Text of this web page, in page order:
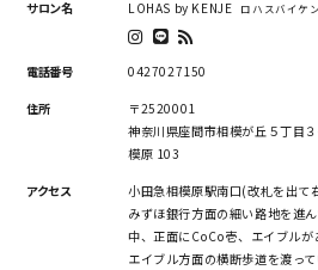
サロン名 LOHAS by KENJE ロハスバイケ
電話番号 0427027150
住所
〒2520001
神奈川県座間市相模が丘５丁目
模原 103
アクセス
小田急相模原駅南口(改札を出て
みずほ銀行方面の細い路地を進
中、正面にCoCo壱、エイブル
エイブル方面の横断歩道を渡っ